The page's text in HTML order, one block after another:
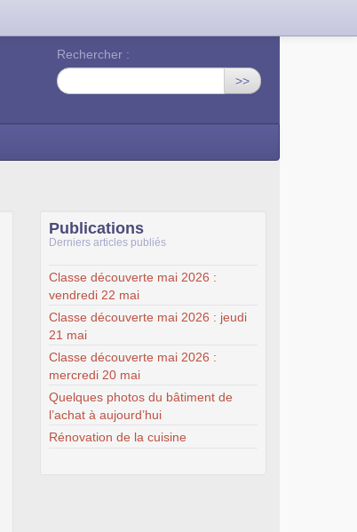
Rechercher :
>>
Publications
Derniers articles publiés
Classe découverte mai 2026 :
vendredi 22 mai
Classe découverte mai 2026 : jeudi
21 mai
Classe découverte mai 2026 :
mercredi 20 mai
Quelques photos du bâtiment de
l’achat à aujourd’hui
Rénovation de la cuisine